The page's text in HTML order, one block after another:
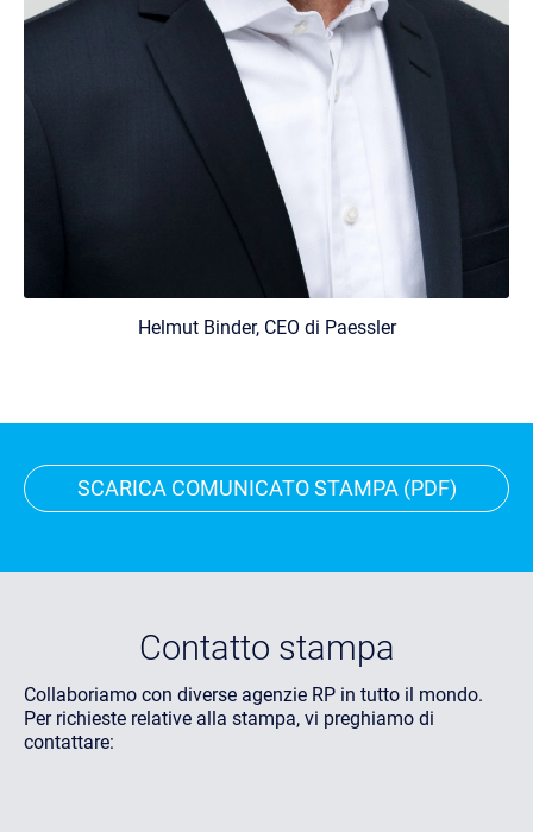
Helmut Binder, CEO di Paessler
SCARICA COMUNICATO STAMPA (PDF)
Contatto stampa
Collaboriamo con diverse agenzie RP in tutto il mondo.
Per richieste relative alla stampa, vi preghiamo di
contattare: